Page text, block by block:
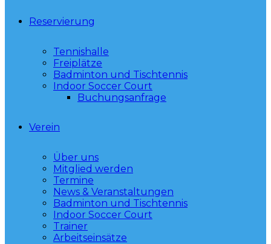
Reservierung
Tennishalle
Freiplätze
Badminton und Tischtennis
Indoor Soccer Court
Buchungsanfrage
Verein
Über uns
Mitglied werden
Termine
News & Veranstaltungen
Badminton und Tischtennis
Indoor Soccer Court
Trainer
Arbeitseinsätze